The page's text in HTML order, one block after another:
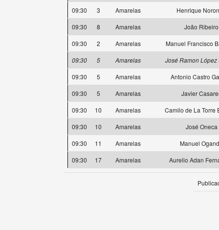
09:30
3 Amarelas
Henrique
09:30
8 Amarelas
João Ribeiro
09:30
2 Amarelas
Manuel Francisco
09:30
5 Amarelas
José Ramon López
09:30
5 Amarelas
Antonio Castro
09:30
5 Amarelas
Javier
09:30
10 Amarelas
Camilo de La Torre
09:30
10 Amarelas
José Oneca
09:30
11 Amarelas
Manuel
09:30
17 Amarelas Aurelio Adan